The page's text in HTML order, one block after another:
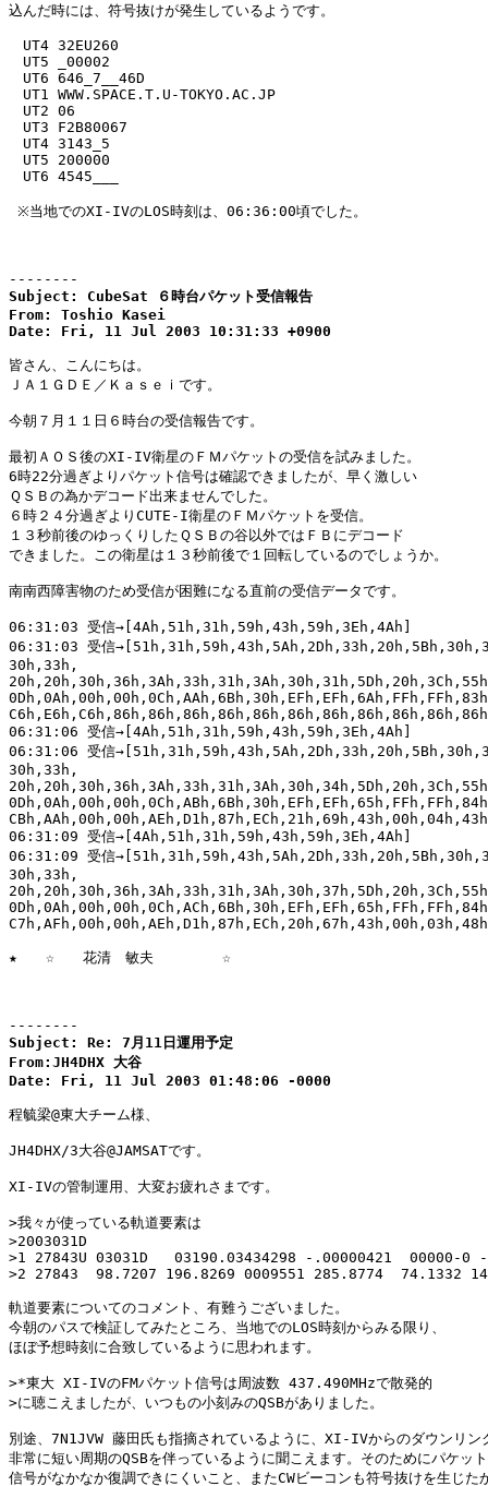
込んだ時には、符号抜けが発生しているようです。
UT4 32EU260
UT5 _00002
UT6 646_7__46D
UT1 WWW.SPACE.T.U-TOKYO.AC.JP
UT2 06
UT3 F2B80067
UT4 3143_5
UT5 200000
UT6 4545___
※当地でのXI-IVのLOS時刻は、06:36:00頃でした。
--------
Subject: CubeSat ６時台パケット受信報告
From: Toshio Kasei
Date: Fri, 11 Jul 2003 10:31:33 +0900
皆さん、こんにちは。
ＪＡ１ＧＤＥ／Ｋａｓｅｉです。
今朝７月１１日６時台の受信報告です。
最初ＡＯＳ後のXI-IV衛星のＦＭパケットの受信を試みました。
6時22分過ぎよりパケット信号は確認できましたが、早く激しい
ＱＳＢの為かデコード出来ませんでした。
６時２４分過ぎよりCUTE-I衛星のＦＭパケットを受信。
１３秒前後のゆっくりしたＱＳＢの谷以外ではＦＢにデコード
できました。この衛星は１３秒前後で１回転しているのでしょうか。
南南西障害物のため受信が困難になる直前の受信データです。
06:31:03 受信→[4Ah,51h,31h,59h,43h,59h,3Eh,4Ah]
06:31:03 受信
30h,33h,
06:31:06 受信→[4Ah,51h,31h,59h,43h,59h,3Eh,4Ah]
06:31:06 受信
30h,33h,
06:31:09 受信→[4Ah,51h,31h,59h,43h,59h,3Eh,4Ah]
06:31:09 受信
30h,33h,
★　　☆　　花清　敏夫　　　   ☆
--------
Subject: Re: 7月11日運用予定
From:JH4DHX 大谷
Date: Fri, 11 Jul 2003 01:48:06 -0000
程毓梁@東大チーム様、
JH4DHX/3大谷@JAMSATです。
XI-IVの管制運用、大変お疲れさまです。
>我々が使っている軌道要素は
>2003031D
>1 27843U 03031D   03190.03434298 -.00000421  00000-
>2 27843  98.7207 196.8269 0009551 285.8774  74.1332
軌道要素についてのコメント、有難うございました。
今朝のパスで検証してみたところ、当地でのLOS時刻からみる限り、
ほぼ予想時刻に合致しているように思われます。
>*東大 XI-IVのFMパケット信号は周波数 437.490MHzで散発的
>に聴こえましたが、いつもの小刻みのQSBがありました。
別途、7N1JVW 藤田氏も指摘されているように、XI-IVからのダウンリン
非常に短い周期のQSBを伴っているように聞こえます。そのためにパケット
信号がなかなか復調できにくいこと、またCWビーコンも符号抜けを生じた